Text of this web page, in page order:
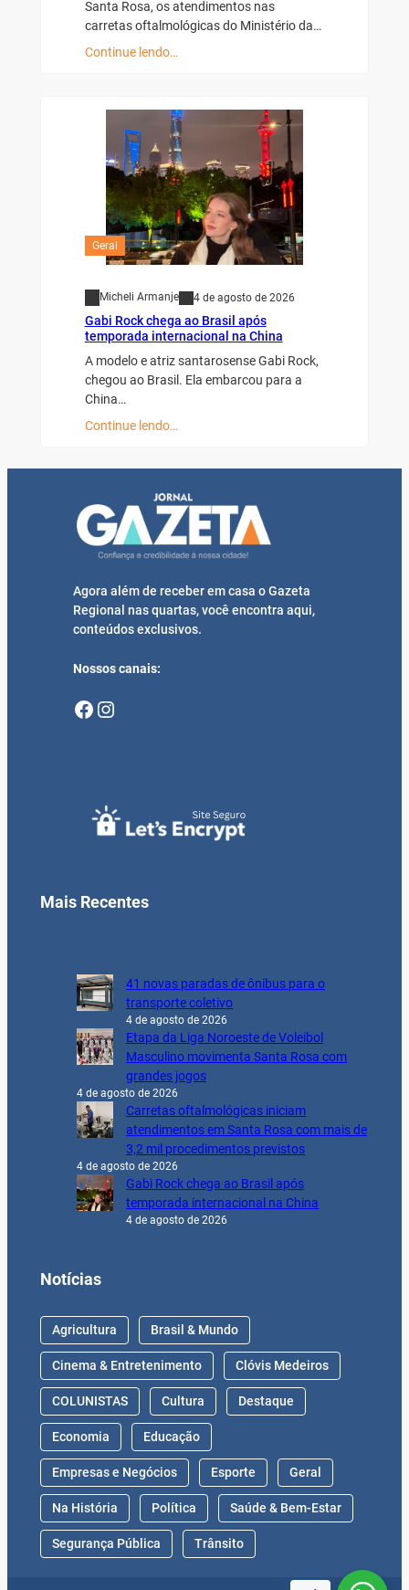
Santa Rosa, os atendimentos nas
carretas oftalmológicas do Ministério da…
Continue lendo…
Geral
Micheli Armanje 4 de agosto de 2026
Gabi Rock chega ao Brasil após
temporada internacional na China
A modelo e atriz santarosense Gabi Rock,
chegou ao Brasil. Ela embarcou para a
China…
Continue lendo…
Agora além de receber em casa o Gazeta
Regional nas quartas, você encontra aqui,
conteúdos exclusivos.
Nossos canais:
Facebook Instagram
Mais Recentes
41 novas paradas de ônibus para o
transporte coletivo
4 de agosto de 2026
Etapa da Liga Noroeste de Voleibol
Masculino movimenta Santa Rosa com
grandes jogos
4 de agosto de 2026
Carretas oftalmológicas iniciam
atendimentos em Santa Rosa com mais de
3,2 mil procedimentos previstos
4 de agosto de 2026
Gabi Rock chega ao Brasil após
temporada internacional na China
4 de agosto de 2026
Notícias
Agricultura Brasil & Mundo
Cinema & Entretenimento Clóvis Medeiros
COLUNISTAS Cultura Destaque
Economia Educação
Empresas e Negócios Esporte Geral
Na História Política Saúde & Bem-Estar
Segurança Pública Trânsito